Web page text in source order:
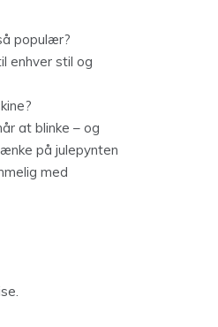
populær?
enhver stil og
at blinke – og
på julepynten
med